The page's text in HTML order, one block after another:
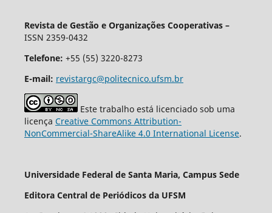
Revista de Gestão e Organizações Cooperativas –
ISSN 2359-0432
Telefone: +55 (55) 3220-8273
E-mail: revistargc@politecnico.ufsm.br
Este trabalho está licenciado sob uma
licença Creative Commons Attribution-
NonCommercial-ShareAlike 4.0 International License.
Universidade Federal de Santa Maria, Campus Sede
Editora Central de Periódicos da UFSM